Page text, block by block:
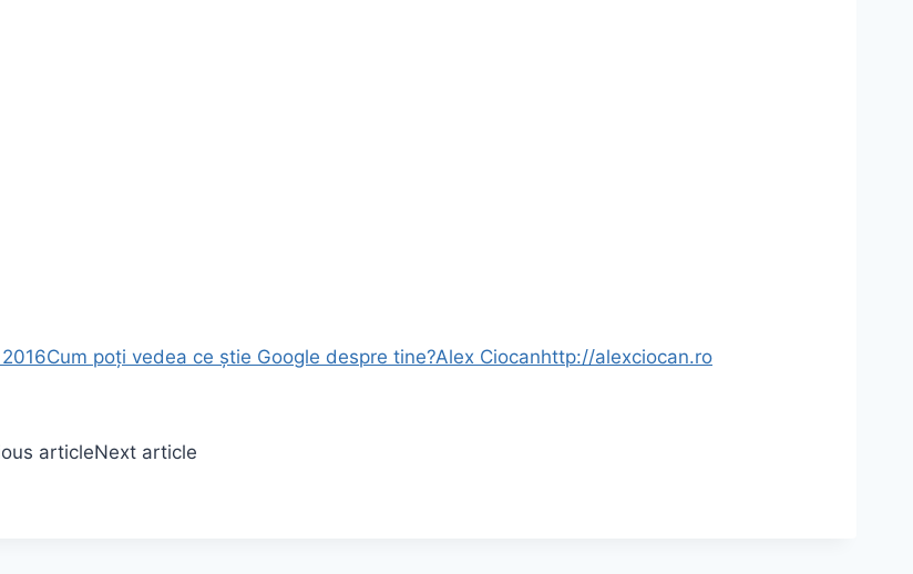
Cum poți vedea ce știe Google despre tine?Alex Ciocanhttp://alexciocan.ro
articleNext article